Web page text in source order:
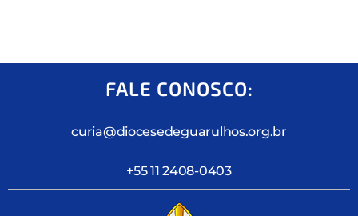
FALE CONOSCO:
curia@diocesedeguarulhos.org.br
+55 11 2408-0403